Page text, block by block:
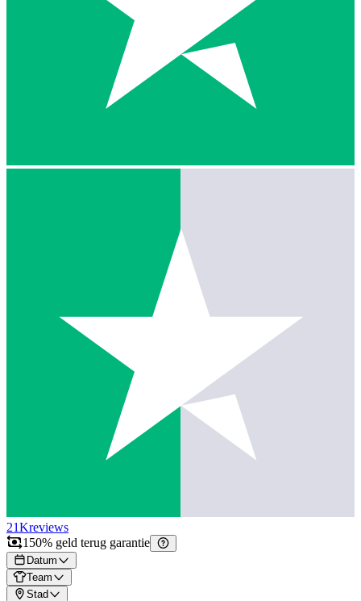
21Kreviews
150% geld terug garantie
Datum
Team
Stad